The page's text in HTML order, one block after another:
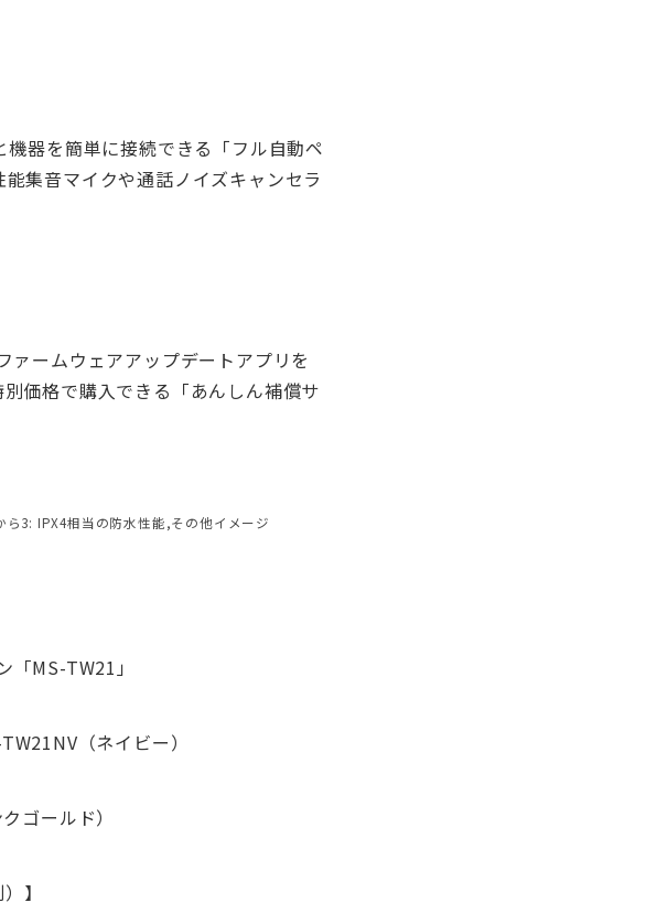
器を簡単に接続できる「フル自動ペ
集音マイクや通話ノイズキャンセラ
ームウェアアップデートアプリを
価格で購入できる「あんしん補償サ
3: IPX4相当の防水性能,その他イメージ
TW21」
（ネイビー）
ゴールド）
】